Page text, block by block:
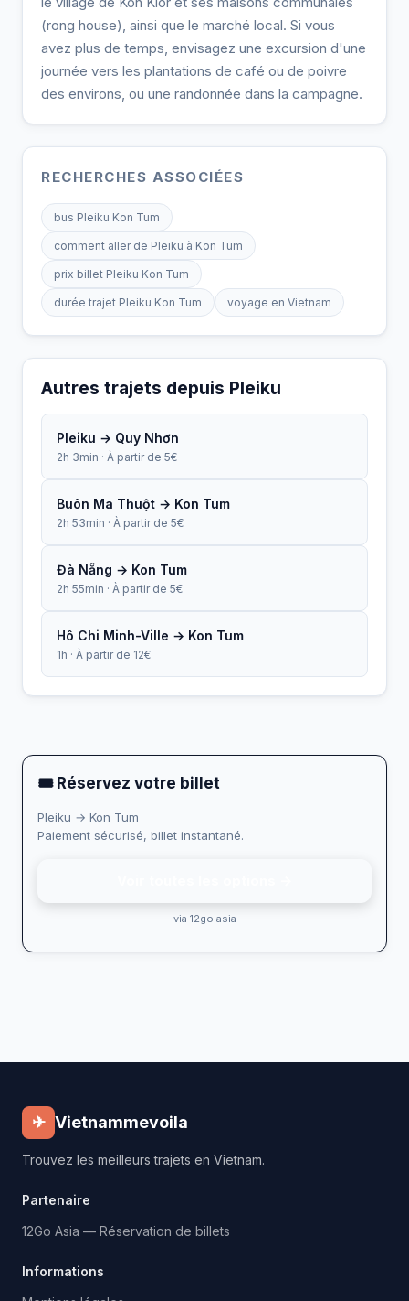
(rong house), ainsi que le marché local. Si vous
avez plus de temps, envisagez une excursion d'une
journée vers les plantations de café ou de poivre
des environs, ou une randonnée dans la campagne.
RECHERCHES ASSOCIÉES
bus Pleiku Kon Tum
comment aller de Pleiku à Kon Tum
prix billet Pleiku Kon Tum
durée trajet Pleiku Kon Tum voyage en Vietnam
Autres trajets depuis Pleiku
Pleiku → Quy Nhơn
2h 3min · À partir de 5€
Buôn Ma Thuột → Kon Tum
2h 53min · À partir de 5€
Đà Nẵng → Kon Tum
2h 55min · À partir de 5€
Hô Chi Minh-Ville → Kon Tum
1h · À partir de 12€
🎟 Réservez votre billet
Pleiku → Kon Tum
Paiement sécurisé, billet instantané.
via 12go.asia
✈ Vietnammevoila
Trouvez les meilleurs trajets en Vietnam.
Partenaire
12Go Asia — Réservation de billets
Informations